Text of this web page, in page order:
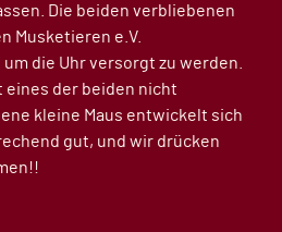
Die beiden verbliebenen
Musketieren e.V.
die Uhr versorgt zu werden.
eines der beiden nicht
kleine Maus entwickelt sich
gut, und wir drücken